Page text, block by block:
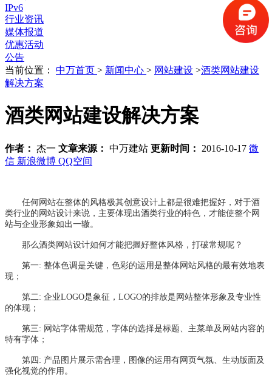
IPv6
行业资讯
媒体报道
优惠活动
公告
当前位置： 中万首页 > 新闻中心 > 网站建设 >酒类网站建设
解决方案
酒类网站建设解决方案
作者： 杰一 文章来源： 中万建站 更新时间： 2016-10-17 微
信 新浪微博 QQ空间
任何网站在整体的风格极其创意设计上都是很难把握好，对于酒
类行业的网站设计来说，主要体现出酒类行业的特色，才能使整个网
站与企业形象如出一辙。
那么酒类网站设计如何才能把握好整体风格，打破常规呢？
第一: 整体色调是关键，色彩的运用是整体网站风格的最有效地表
现；
第二: 企业LOGO是象征，LOGO的排放是网站整体形象及专业性
的体现；
第三: 网站字体需规范，字体的选择是标题、主菜单及网站内容的
特有字体；
第四: 产品图片展示需合理，图像的运用有网页气氛、生动版面及
强化视觉的作用。